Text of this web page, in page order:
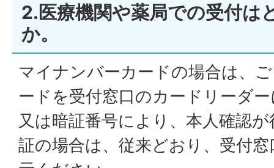
2.医療機関や薬局での受付は
か。
マイナンバーカードの場合は、
ードを受付窓口のカードリーダ
又は暗証番号により、本人確認
証の場合は、従来どおり、受付